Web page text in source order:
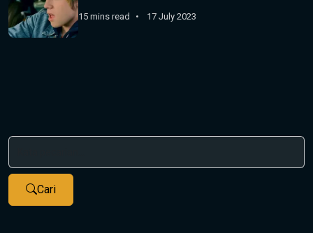
15 mins read 17 July 2023
Cari